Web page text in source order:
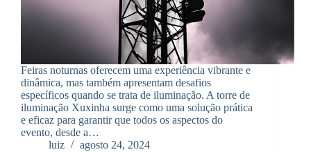
Feiras noturnas oferecem uma experiência vibrante e
dinâmica, mas também apresentam desafios
específicos quando se trata de iluminação. A torre de
iluminação Xuxinha surge como uma solução prática
e eficaz para garantir que todos os aspectos do
evento, desde a…
luiz
agosto 24, 2024